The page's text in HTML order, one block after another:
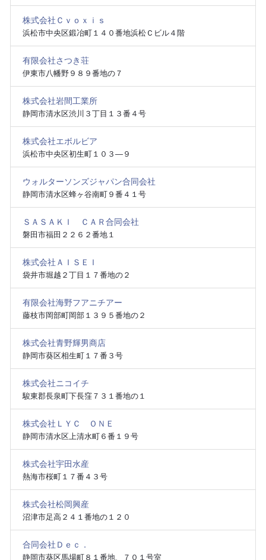
株式会社Ｃｖｏｘｉｓ
浜松市中央区鍛冶町１４０番地浜松Ｃビル４階
有限会社さつき荘
伊東市八幡野９８９番地の７
株式会社岩間工業所
静岡市清水区渋川３丁目１３番４号
株式会社エボルビア
浜松市中央区初生町１０３―９
ウォルターソンズジャパン合同会社
静岡市清水区蜂ヶ谷南町９番４１号
ＳＡＳＡＫＩ ＣＡＲ合同会社
磐田市福田２２６２番地１
株式会社ＡＩＳＥＩ
袋井市堀越２丁目１７番地の２
有限会社海野フアニチアー
藤枝市岡部町岡部１３９５番地の２
株式会社青野輝男商店
静岡市葵区相生町１７番３号
株式会社ニコイチ
駿東郡長泉町下長窪７３１番地の１
株式会社ＬＹＣ ＯＮＥ
静岡市清水区上清水町６番１９号
株式会社宇田水産
熱海市桜町１７番４３号
株式会社松岡興産
沼津市足高２４１番地の１２０
合同会社Ｄｅｃ．
静岡市葵区馬場町８１番地、７０１号室